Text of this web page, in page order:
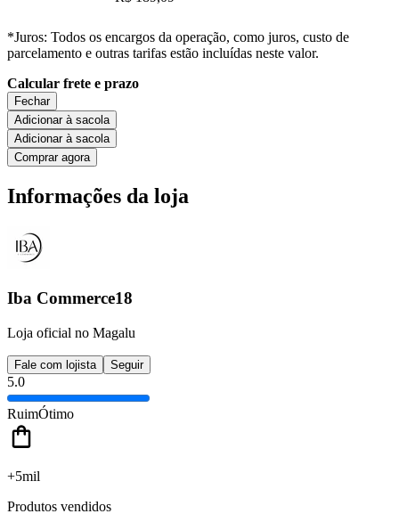
*Juros: Todos os encargos da operação, como juros, custo de
parcelamento e outras tarifas estão incluídas neste valor.
Calcular frete e prazo
Fechar
Adicionar à sacola
Adicionar à sacola
Comprar agora
Informações da loja
Iba Commerce18
Loja oficial no Magalu
Fale com lojista Seguir
5.0
RuimÓtimo
+5mil
Produtos vendidos